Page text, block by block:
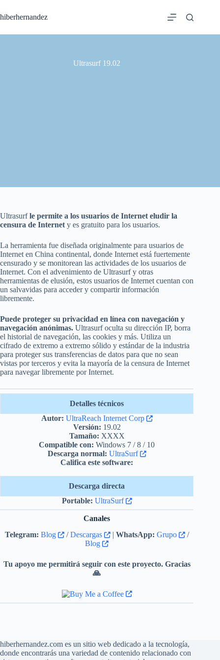
al
contenido
hiberhernandez
Ultrasurf 19.02
Ultrasurfle permite a los usuarios de Internet eludir la
censura de Internet y es gratuito para los usuarios.
La herramienta fue diseñada originalmente para usuarios de
Internet en China continental, donde Internet está fuertemente
censurado y se monitorean las actividades de los usuarios de
Internet. Con el advenimiento de Ultrasurf y otras
herramientas de elusión, estos usuarios de Internet cuentan con
un salvavidas para acceder y compartir información
libremente.
Puede proteger su privacidad en línea con navegación y
navegación anónimas. Ultrasurf oculta su dirección IP, borra
el historial de navegación, las cookies y más. Utiliza un
cifrado de extremo a extremo sólido y estándar de la industria
para proteger sus transferencias de datos para que no sean
vistas por terceros y evita la mayoría de la censura de Internet
para navegar libremente por Internet.
Detalles técnicos
Autor: UltraReach Internet Corp
Versión: 19.02
Tamaño: XXXX
Compatible con: Windows 7 / 8 / 10
Descarga normal: UltraSurf
Califica este software:
Descarga directa
Portable: UltraSurf
Canales
Telegram: Blog /Descargas | WhatsApp: Grupo
/
Blog
Tu apoyo me permitirá seguir con este proyecto. Gracias
🙏
hiberhernandez.com es un sitio web dedicado a la tecnología,
donde encontrarás una variedad de contenido relacionado con